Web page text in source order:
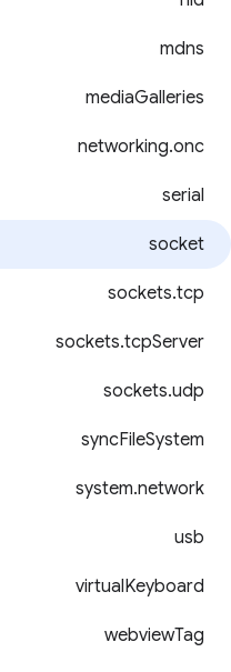
mdns
mediaGalleries
networking.onc
serial
socket
sockets.tcp
sockets.tcpServer
sockets.udp
syncFileSystem
system.network
usb
virtualKeyboard
webviewTag